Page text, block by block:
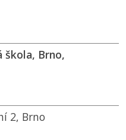
škola, Brno,
2, Brno